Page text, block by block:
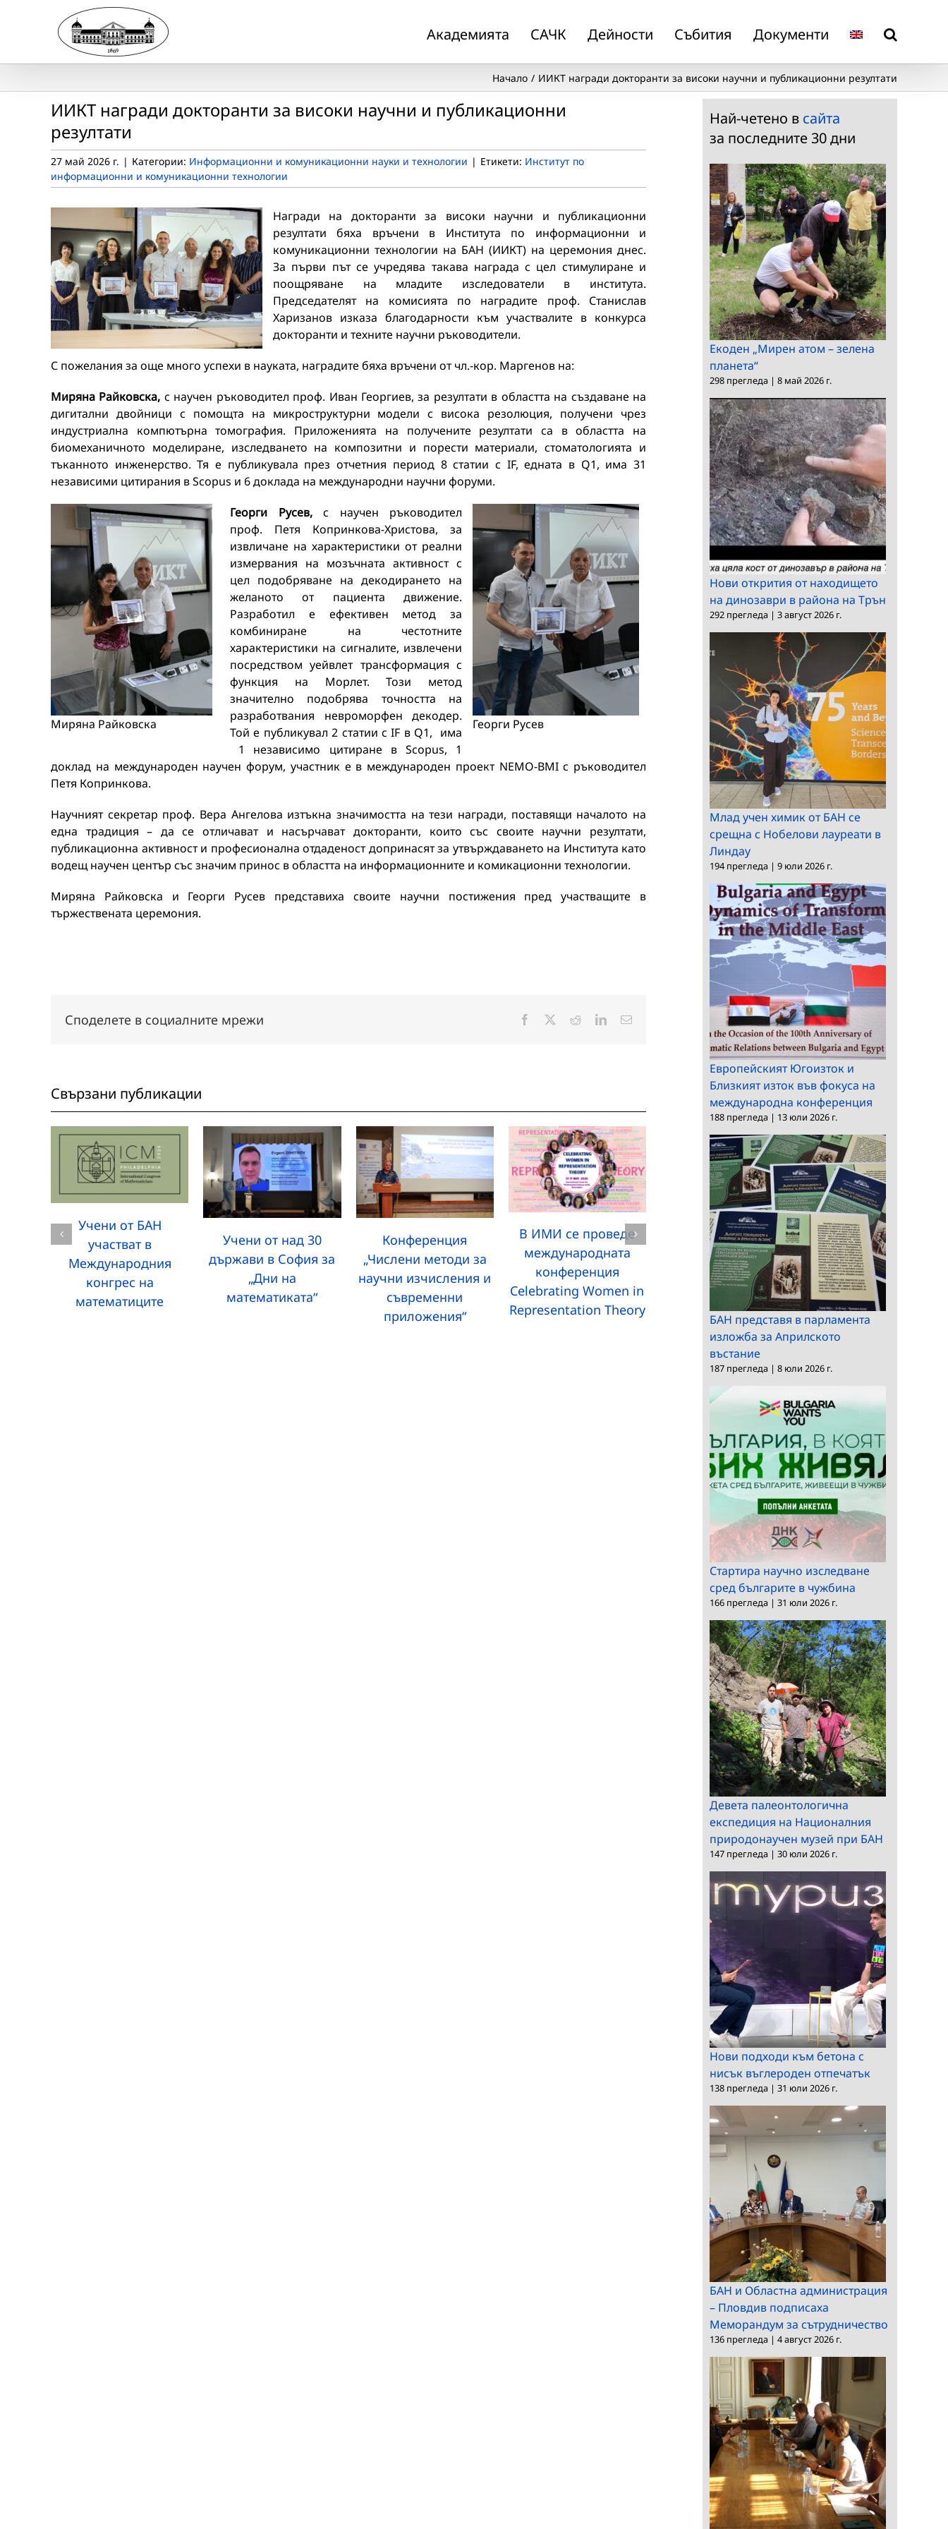
Академията САЧК Дейности Събития Документи
Начало ИИКТ награди докторанти за високи научни и публикационни резултати
ИИКТ награди докторанти за високи научни и публикационни
резултати
27 май 2026 г. | Категории: Информационни и комуникационни науки и технологии | Етикети: Институт по
информационни и комуникационни технологии
Награди на докторанти за високи научни и публикационни
резултати бяха връчени в Института по информационни и
комуникационни технологии на БАН (ИИКТ) на церемония днес.
За първи път се учредява такава награда с цел стимулиране и
поощряване на младите изследователи в института.
Председателят на комисията по наградите проф. Станислав
Харизанов изказа благодарности към участвалите в конкурса
докторанти и техните научни ръководители.
С пожелания за още много успехи в науката, наградите бяха връчени от чл.-кор. Маргенов на:
Миряна Райковска, с научен ръководител проф. Иван Георгиев, за резултати в областта на създаване на
дигитални двойници с помощта на микроструктурни модели с висока резолюция, получени чрез
индустриална компютърна томография. Приложенията на получените резултати са в областта на
биомеханичното моделиране, изследването на композитни и порести материали, стоматологията и
тъканното инженерство. Тя е публикувала през отчетния период 8 статии с IF, едната в Q1, има 31
независими цитирания в Scopus и 6 доклада на международни научни форуми.
Миряна Райковска Георги Русев
Георги Русев, с научен ръководител
проф. Петя Копринкова-Христова, за
извличане на характеристики от реални
измервания на мозъчната активност с
цел подобряване на декодирането на
желаното от пациента движение.
Разработил е ефективен метод за
комбиниране на честотните
характеристики на сигналите, извлечени
посредством уейвлет трансформация с
функция на Морлет. Този метод
значително подобрява точността на
разработвания невроморфен декодер.
Той е публикувал 2 статии с IF в Q1, има
1 независимо цитиране в Scopus, 1
доклад на международен научен форум, участник е в международен проект NEMO-BMI с ръководител
Петя Копринкова.
Научният секретар проф. Вера Ангелова изтъкна значимостта на тези награди, поставящи началото на
една традиция – да се отличават и насърчават докторанти, които със своите научни резултати,
публикационна активност и професионална отдаденост допринасят за утвърждаването на Института като
водещ научен център със значим принос в областта на информационните и комикационни технологии.
Миряна Райковска и Георги Русев представиха своите научни постижения пред участващите в
тържествената церемония.
Споделете в социалните мрежи Facebook RedditLinkedInЕлектронна
Свързани публикации
Учени от БАН
участват в
Международния
конгрес на
математиците
Учени от над 30
държави в София за
„Дни на
математиката“
Конференция
„Числени методи за
научни изчисления и
съвременни
приложения“
В ИМИ се проведе
международната
конференция
Celebrating Women in
Representation Theory
Иновативна
роботизирана
система
Иновативен
електронен пастир
помага на български
фермери
Най-четено в сайта
за последните 30 дни
Екоден „Мирен атом – зелена
планета“
298 прегледа | 8 май 2026 г.
Нови открития от находището
на динозаври в района на Трън
292 прегледа | 3 август 2026 г.
Млад учен химик от БАН се
срещна с Нобелови лауреати в
Линдау
194 прегледа | 9 юли 2026 г.
Европейският Югоизток и
Близкият изток във фокуса на
международна конференция
188 прегледа | 13 юли 2026 г.
БАН представя в парламента
изложба за Априлското
въстание
187 прегледа | 8 юли 2026 г.
Стартира научно изследване
сред българите в чужбина
166 прегледа | 31 юли 2026 г.
Девета палеонтологична
експедиция на Националния
природонаучен музей при БАН
147 прегледа | 30 юли 2026 г.
Нови подходи към бетона с
нисък въглероден отпечатък
138 прегледа | 31 юли 2026 г.
БАН и Областна администрация
– Пловдив подписаха
Меморандум за сътрудничество
136 прегледа | 4 август 2026 г.